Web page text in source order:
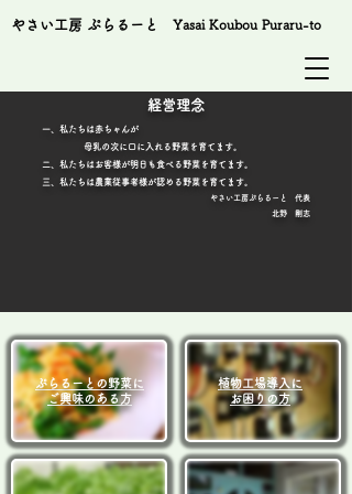
​やさい工房 ぷらるーと Yasai Koubou Puraru-to
​植物工場導入に
​お困りの方
ぷらるーとの野菜に
ご興味のある方
​経営理念
一、私たちは赤ちゃんが
母乳の次に口に入れる野菜を育てます。
二、私たちはお客様が明日も食べる野菜を育てます。
三、私たちは農業従事者様が認める野菜を育てます。
​やさい工房ぷらるーと 代表
​北野 剛志